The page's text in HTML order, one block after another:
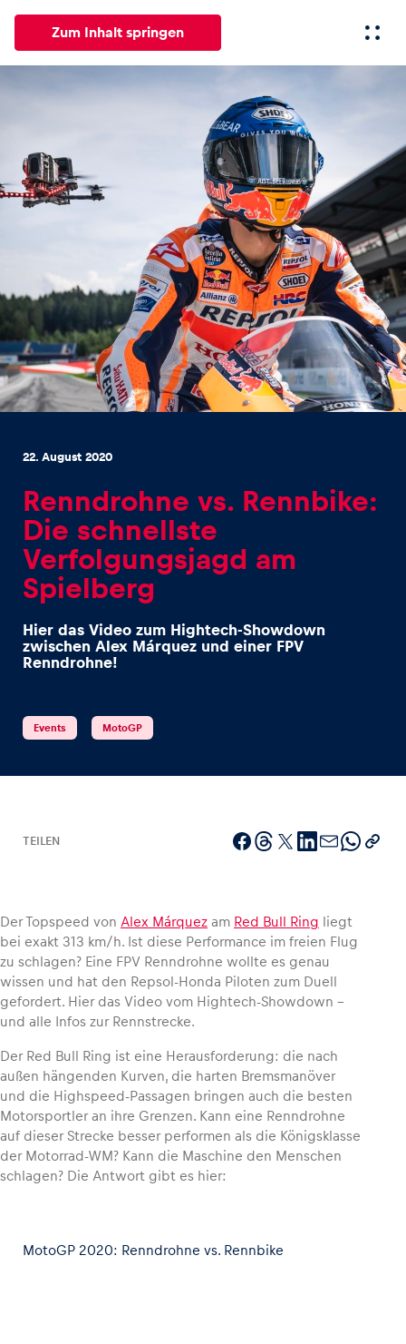
Zum Inhalt springen
Erlebnisse Seiten
News
Alle anzeigen
Events
Alle anzeigen
Erlebnisse
Alle anzeigen
Seiten
Fahrzeug
Alle anzeigen
Business
Alle anzeigen
22. August 2020
Renndrohne vs. Rennbike:
Die schnellste
Verfolgungsjagd am
Spielberg
Hier das Video zum Hightech-Showdown
zwischen Alex Márquez und einer FPV
Renndrohne!
Events MotoGP
TEILEN
Der Topspeed von Alex Márquez am Red Bull Ring liegt
bei exakt 313 km/h. Ist diese Performance im freien Flug
zu schlagen? Eine FPV Renndrohne wollte es genau
wissen und hat den Repsol-Honda Piloten zum Duell
gefordert. Hier das Video vom Hightech-Showdown –
und alle Infos zur Rennstrecke.
Der Red Bull Ring ist eine Herausforderung: die nach
außen hängenden Kurven, die harten Bremsmanöver
und die Highspeed-Passagen bringen auch die besten
Motorsportler an ihre Grenzen. Kann eine Renndrohne
auf dieser Strecke besser performen als die Königsklasse
der Motorrad-WM? Kann die Maschine den Menschen
schlagen? Die Antwort gibt es hier:
MotoGP 2020: Renndrohne vs. Rennbike